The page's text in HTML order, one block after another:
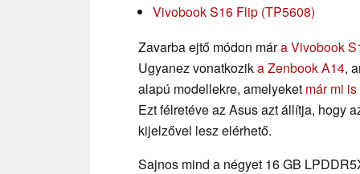
Vivobook S16 Flip (TP5608)
Zavarba ejtő módon mára Vivobook
Ugyanez vonatkozika Zenbook A14,
alapú modellekre, amelyeket már mi
Ezt félretéve az Asus azt állítja, hogy
kijelzővel lesz elérhető.
Sajnos mind a négyet 16 GB